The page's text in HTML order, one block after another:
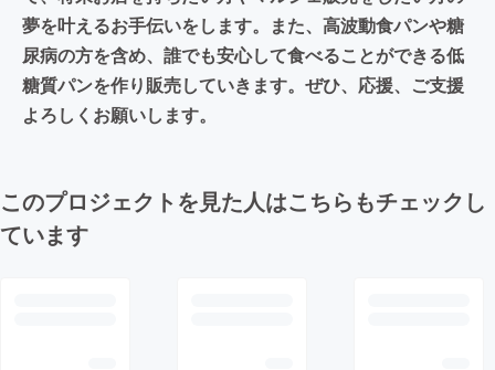
夢を叶えるお手伝いをします。また、高波動食パンや糖
尿病の方を含め、誰でも安心して食べることができる低
糖質パンを作り販売していきます。ぜひ、応援、ご支援
よろしくお願いします。
このプロジェクトを見た人はこちらもチェックし
ています